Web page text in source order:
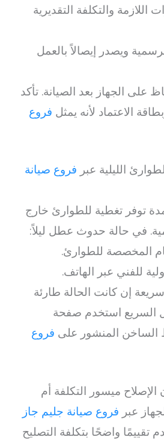
والتكلفة التقديرية
ويصدر إيصالاً بالعمل
على الجهاز بعد الصيانة. تأكد
الاعتماد لأنه يمثل فروع
الليلية عبر فروع صيانة
توفر تغطية للطوارئ خارج
في حالة حدوث عطل ليلاً:
المخصصة للطوارئ.
للفني عبر الهاتف.
إن كانت الحالة طارئة
السريع استخدم صفحة
الساخن المنشور على فروع
ميسور التكلفة أم
عبر فروع صيانة جليم جاز
تقييمًا واضحًا بتكلفة التصليح